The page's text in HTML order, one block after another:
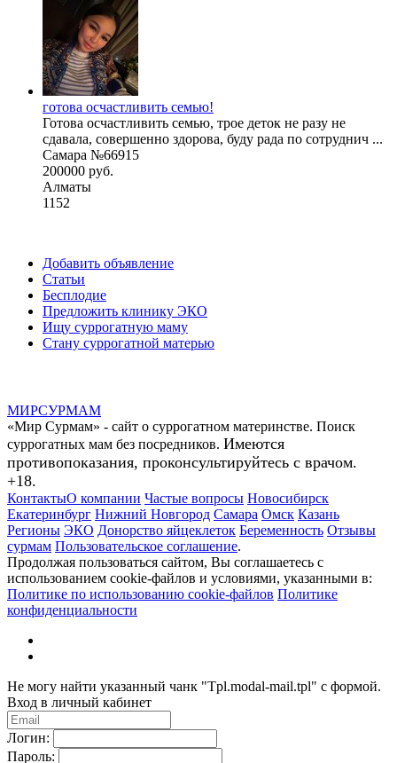
готова осчастливить семью!
Готова осчастливить семью, трое деток не разу не
сдавала, совершенно здорова, буду рада по сотруднич ...
Самара №66915
200000 руб.
Алматы
1152
Добавить объявление
Статьи
Бесплодие
Предложить клинику ЭКО
Ищу суррогатную маму
Стану суррогатной матерью
МИРСУРМАМ
«Мир Сурмам» - сайт о суррогатном материнстве. Поиск
суррогатных мам без посредников. Имеются
противопоказания, проконсультируйтесь с врачом.
+18.
КонтактыО компании Частые вопросы Новосибирск
Екатеринбург Нижний Новгород Самара Омск Казань
Регионы ЭКО Донорство яйцеклеток Беременность Отзывы
сурмам Пользовательское соглашение.
Продолжая пользоваться сайтом, Вы соглашаетесь с
использованием cookie-файлов и условиями, указанными в:
Политике по использованию cookie-файлов Политике
конфиденциальности
Не могу найти указанный чанк "Tpl.modal-mail.tpl" с формой.
Вход в личный кабинет
Логин:
Пароль: